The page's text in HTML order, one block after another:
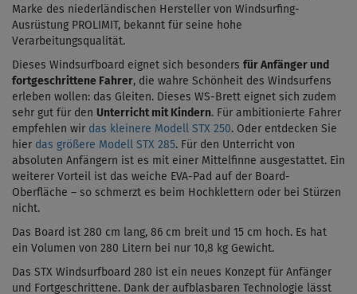
Marke des niederländischen Hersteller von Windsurfing-
Ausrüstung PROLIMIT, bekannt für seine hohe
Verarbeitungsqualität.
Dieses Windsurfboard eignet sich besonders für Anfänger und
fortgeschrittene Fahrer, die wahre Schönheit des Windsurfens
erleben wollen: das Gleiten. Dieses WS-Brett eignet sich zudem
sehr gut für den Unterricht mit Kindern. Für ambitionierte Fahrer
empfehlen wir das kleinere Modell STX 250. Oder entdecken Sie
hier das größere Modell STX 285. Für den Unterricht von
absoluten Anfängern ist es mit einer Mittelfinne ausgestattet. Ein
weiterer Vorteil ist das weiche EVA-Pad auf der Board-
Oberfläche – so schmerzt es beim Hochklettern oder bei Stürzen
nicht.
Das Board ist 280 cm lang, 86 cm breit und 15 cm hoch. Es hat
ein Volumen von 280 Litern bei nur 10,8 kg Gewicht.
Das STX Windsurfboard 280 ist ein neues Konzept für Anfänger
und Fortgeschrittene. Dank der aufblasbaren Technologie lässt